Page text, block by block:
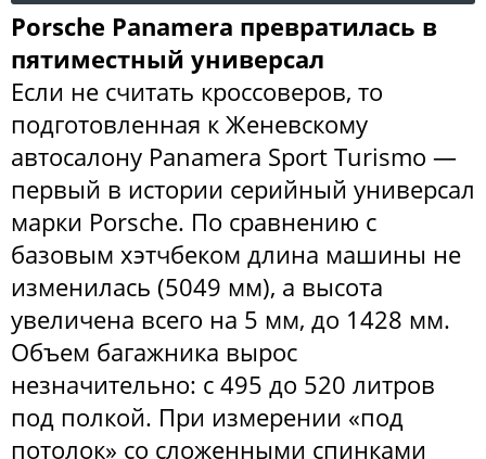
Porsche Panamera превратилась в
пятиместный универсал
Если не считать кроссоверов, то
подготовленная к Женевскому
автосалону Panamera Sport Turismo —
первый в истории серийный универсал
марки Porsche. По сравнению с
базовым хэтчбеком длина машины не
изменилась (5049 мм), а высота
увеличена всего на 5 мм, до 1428 мм.
Объем багажника вырос
незначительно: с 495 до 520 литров
под полкой. При измерении «под
потолок» со сложенными спинками